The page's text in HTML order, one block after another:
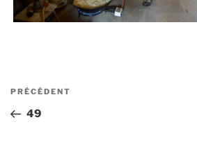
Navigation
l’article
Article
précédent
PRÉCÉDENT
49